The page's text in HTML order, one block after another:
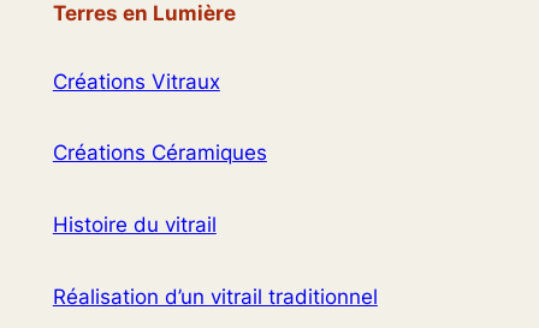
Terres en Lumière
Créations Vitraux
Créations Céramiques
Histoire du vitrail
Réalisation d’un vitrail traditionnel